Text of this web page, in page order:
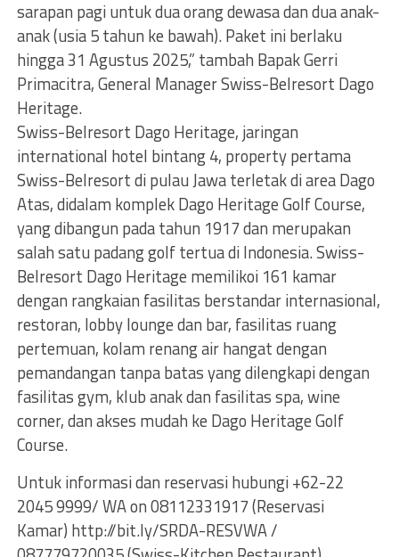
sarapan pagi untuk dua orang dewasa dan dua anak-
anak (usia 5 tahun ke bawah). Paket ini berlaku
hingga 31 Agustus 2025,” tambah Bapak Gerri
Primacitra, General Manager Swiss-Belresort Dago
Heritage.
Swiss-Belresort Dago Heritage, jaringan
international hotel bintang 4, property pertama
Swiss-Belresort di pulau Jawa terletak di area Dago
Atas, didalam komplek Dago Heritage Golf Course,
yang dibangun pada tahun 1917 dan merupakan
salah satu padang golf tertua di Indonesia. Swiss-
Belresort Dago Heritage memilikoi 161 kamar
dengan rangkaian fasilitas berstandar internasional,
restoran, lobby lounge dan bar, fasilitas ruang
pertemuan, kolam renang air hangat dengan
pemandangan tanpa batas yang dilengkapi dengan
fasilitas gym, klub anak dan fasilitas spa, wine
corner, dan akses mudah ke Dago Heritage Golf
Course.
Untuk informasi dan reservasi hubungi +62-22
2045 9999/ WA on 08112331917 (Reservasi
Kamar) http://bit.ly/SRDA-RESVWA /